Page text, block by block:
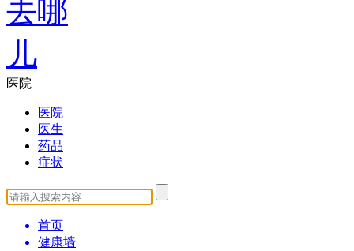
医院
医院
医生
药品
症状
首页
健康墙